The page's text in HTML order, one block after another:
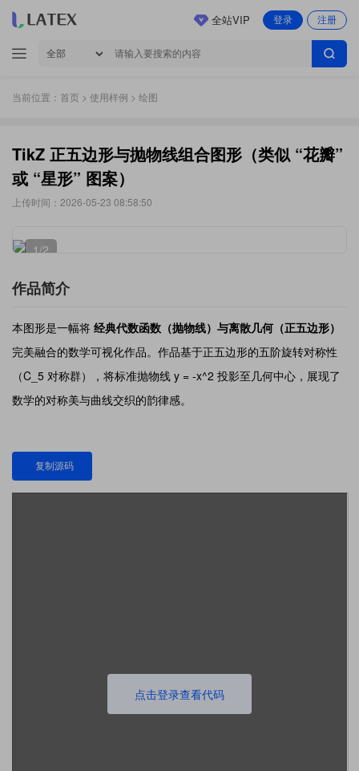
登录 注册
全站VIP
当前位置： 首页 > 使用样例 > 绘图
TikZ 正五边形与抛物线组合图形（类似 “花瓣”
或 “星形” 图案）
上传时间：2026-05-23 08:58:50
1/2
作品简介
本图形是一幅将 经典代数函数（抛物线）与离散几何（正五边形）
完美融合的数学可视化作品。作品基于正五边形的五阶旋转对称性
（C_5 对称群），将标准抛物线 y = -x^2 投影至几何中心，展现了
数学的对称美与曲线交织的韵律感。
复制源码
点击登录查看代码